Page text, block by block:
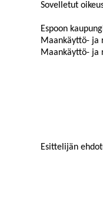
Sovelletut oi
Espoon
Maankäyttö- ja
Maankäyttö- ja
Esittelijän